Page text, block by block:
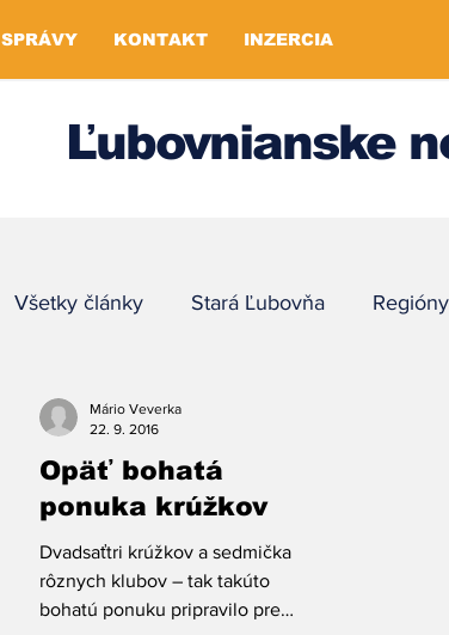
SPRÁVY KONTAKT INZERCIA
Ľubovnianske
Všetky články Stará Ľubovňa Regióny
Opäť bohatá
ponuka krúžkov
Dvadsaťtri krúžkov a sedmička
rôznych klubov – tak takúto
bohatú ponuku pripravilo pre
Mário Veverka
22. 9. 2016